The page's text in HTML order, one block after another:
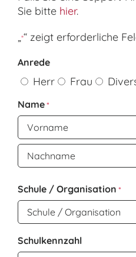
Sie bitte hier.
„*“ zeigt erforderliche
Anrede
Herr Frau
Name *
Vorname
Schule / Organisation *
Schulkennzahl